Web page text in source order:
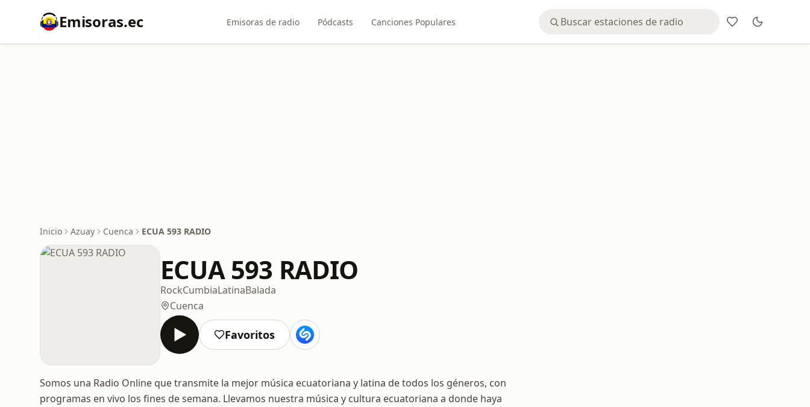
Emisoras.ec Emisoras de radio Pódcasts Canciones Populares
Inicio Azuay Cuenca ECUA 593 RADIO
ECUA 593 RADIO
RockCumbiaLatinaBalada
Cuenca
Favoritos
Somos una Radio Online que transmite la mejor música ecuatoriana y latina de todos los géneros, con
programas en vivo los fines de semana. Llevamos nuestra música y cultura ecuatoriana a donde haya